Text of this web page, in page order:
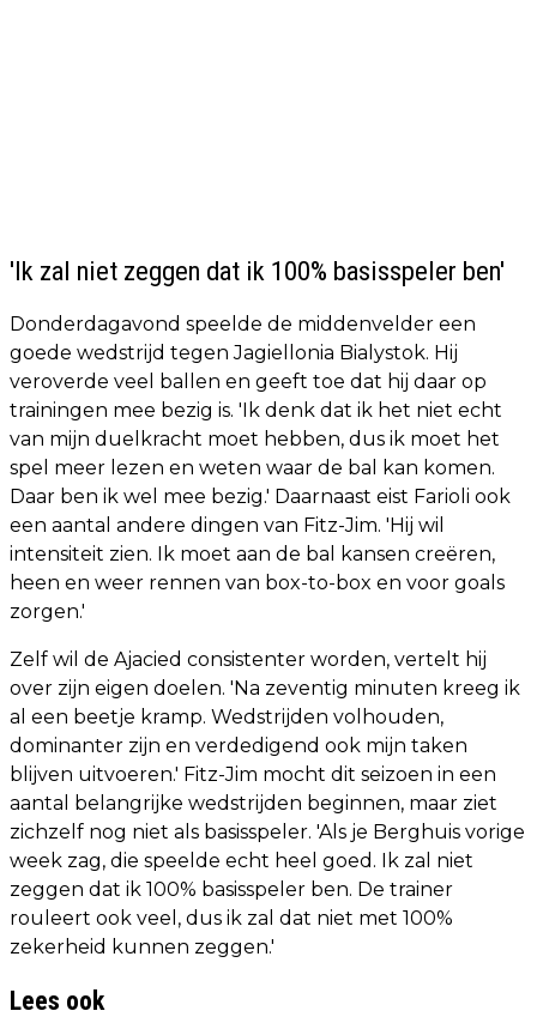
'Ik zal niet zeggen dat ik 100% basisspeler ben'
Donderdagavond speelde de middenvelder een
goede wedstrijd tegen Jagiellonia Bialystok. Hij
veroverde veel ballen en geeft toe dat hij daar op
trainingen mee bezig is. 'Ik denk dat ik het niet echt
van mijn duelkracht moet hebben, dus ik moet het
spel meer lezen en weten waar de bal kan komen.
Daar ben ik wel mee bezig.' Daarnaast eist Farioli ook
een aantal andere dingen van Fitz-Jim. 'Hij wil
intensiteit zien. Ik moet aan de bal kansen creëren,
heen en weer rennen van box-to-box en voor goals
zorgen.'
Zelf wil de Ajacied consistenter worden, vertelt hij
over zijn eigen doelen. 'Na zeventig minuten kreeg ik
al een beetje kramp. Wedstrijden volhouden,
dominanter zijn en verdedigend ook mijn taken
blijven uitvoeren.' Fitz-Jim mocht dit seizoen in een
aantal belangrijke wedstrijden beginnen, maar ziet
zichzelf nog niet als basisspeler. 'Als je Berghuis vorige
week zag, die speelde echt heel goed. Ik zal niet
zeggen dat ik 100% basisspeler ben. De trainer
rouleert ook veel, dus ik zal dat niet met 100%
zekerheid kunnen zeggen.'
Lees ook